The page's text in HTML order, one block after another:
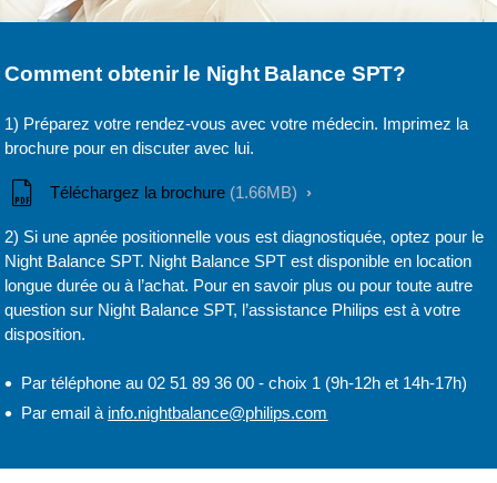
Comment obtenir le Night Balance SPT?
1) Préparez votre rendez-vous avec votre médecin. Imprimez la
brochure pour en discuter avec lui.
Téléchargez la brochure (1.66MB)
2) Si une apnée positionnelle vous est diagnostiquée, optez pour le
Night Balance SPT. Night Balance SPT est disponible en location
longue durée ou à l’achat. Pour en savoir plus ou pour toute autre
question sur Night Balance SPT, l’assistance Philips est à votre
disposition.
Par téléphone au 02 51 89 36 00 - choix 1 (9h-12h et 14h-17h)
Par email à info.nightbalance@philips.com